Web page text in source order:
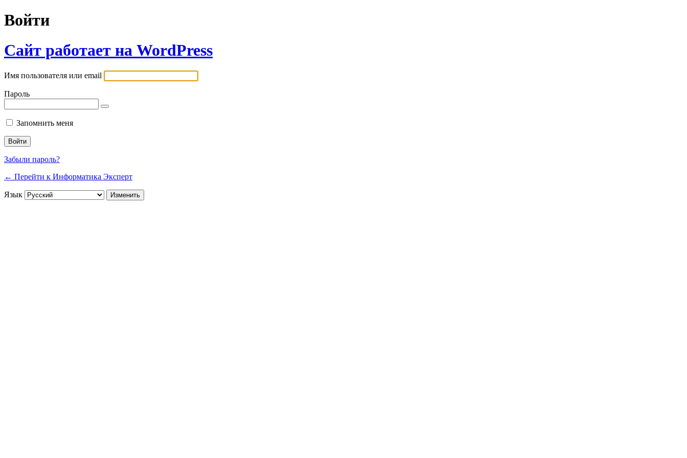
Войти
Сайт работает на WordPress
Имя пользователя или email
Пароль
Запомнить меня
Забыли пароль?
← Перейти к Информатика Эксперт
Язык